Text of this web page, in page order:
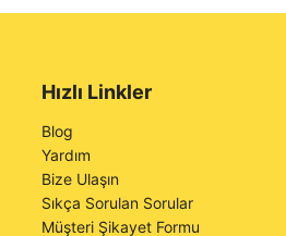
Hızlı Linkler
Blog
Yardım
Bize Ulaşın
Sıkça Sorulan Sorular
Müşteri Şikayet Formu